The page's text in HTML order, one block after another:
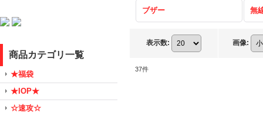
商品カテゴリ一覧
★福袋
★IOP★
☆速攻☆
ブザー 無
表示数: 画像:
37件